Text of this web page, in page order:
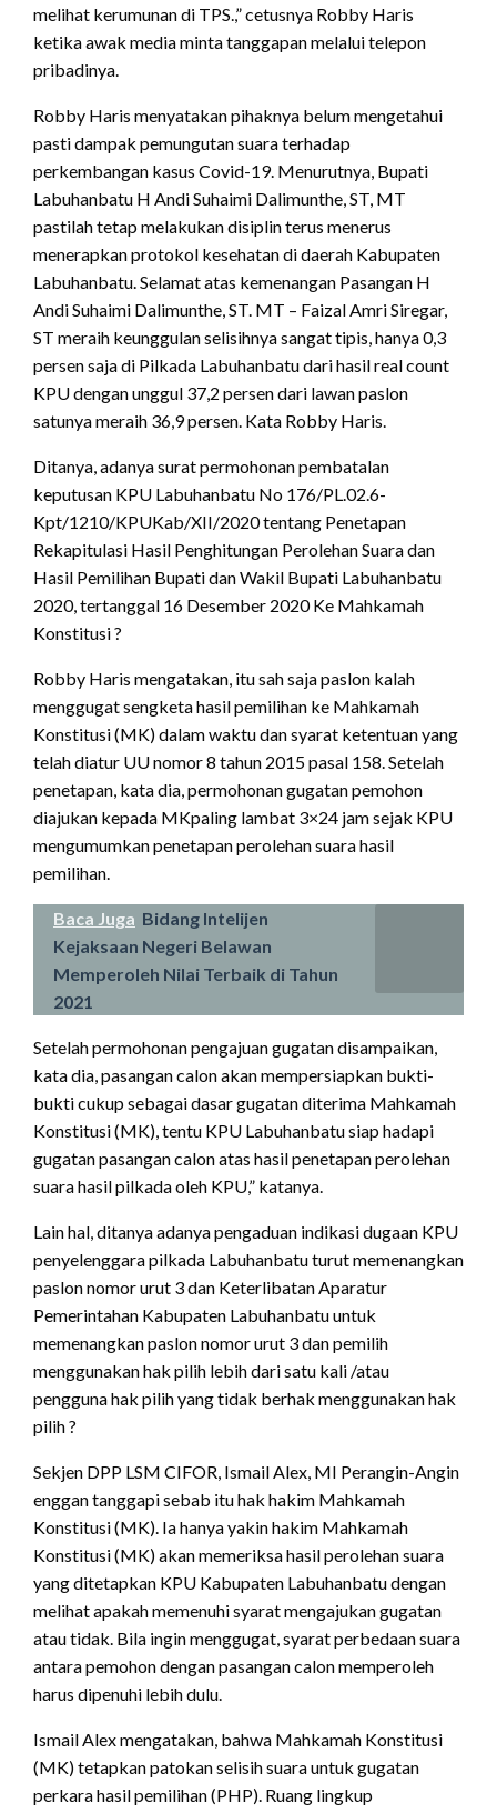
melihat kerumunan di TPS.,” cetusnya Robby Haris
ketika awak media minta tanggapan melalui telepon
pribadinya.
Robby Haris menyatakan pihaknya belum mengetahui
pasti dampak pemungutan suara terhadap
perkembangan kasus Covid-19. Menurutnya, Bupati
Labuhanbatu H Andi Suhaimi Dalimunthe, ST, MT
pastilah tetap melakukan disiplin terus menerus
menerapkan protokol kesehatan di daerah Kabupaten
Labuhanbatu. Selamat atas kemenangan Pasangan H
Andi Suhaimi Dalimunthe, ST. MT – Faizal Amri Siregar,
ST meraih keunggulan selisihnya sangat tipis, hanya 0,3
persen saja di Pilkada Labuhanbatu dari hasil real count
KPU dengan unggul 37,2 persen dari lawan paslon
satunya meraih 36,9 persen. Kata Robby Haris.
Ditanya, adanya surat permohonan pembatalan
keputusan KPU Labuhanbatu No 176/PL.02.6-
Kpt/1210/KPUKab/XII/2020 tentang Penetapan
Rekapitulasi Hasil Penghitungan Perolehan Suara dan
Hasil Pemilihan Bupati dan Wakil Bupati Labuhanbatu
2020, tertanggal 16 Desember 2020 Ke Mahkamah
Konstitusi ?
Robby Haris mengatakan, itu sah saja paslon kalah
menggugat sengketa hasil pemilihan ke Mahkamah
Konstitusi (MK) dalam waktu dan syarat ketentuan yang
telah diatur UU nomor 8 tahun 2015 pasal 158. Setelah
penetapan, kata dia, permohonan gugatan pemohon
diajukan kepada MKpaling lambat 3×24 jam sejak KPU
mengumumkan penetapan perolehan suara hasil
pemilihan.
Baca Juga Bidang Intelijen
Kejaksaan Negeri Belawan
Memperoleh Nilai Terbaik di Tahun
2021
Setelah permohonan pengajuan gugatan disampaikan,
kata dia, pasangan calon akan mempersiapkan bukti-
bukti cukup sebagai dasar gugatan diterima Mahkamah
Konstitusi (MK), tentu KPU Labuhanbatu siap hadapi
gugatan pasangan calon atas hasil penetapan perolehan
suara hasil pilkada oleh KPU,” katanya.
Lain hal, ditanya adanya pengaduan indikasi dugaan KPU
penyelenggara pilkada Labuhanbatu turut memenangkan
paslon nomor urut 3 dan Keterlibatan Aparatur
Pemerintahan Kabupaten Labuhanbatu untuk
memenangkan paslon nomor urut 3 dan pemilih
menggunakan hak pilih lebih dari satu kali /atau
pengguna hak pilih yang tidak berhak menggunakan hak
pilih ?
Sekjen DPP LSM CIFOR, Ismail Alex, MI Perangin-Angin
enggan tanggapi sebab itu hak hakim Mahkamah
Konstitusi (MK). Ia hanya yakin hakim Mahkamah
Konstitusi (MK) akan memeriksa hasil perolehan suara
yang ditetapkan KPU Kabupaten Labuhanbatu dengan
melihat apakah memenuhi syarat mengajukan gugatan
atau tidak. Bila ingin menggugat, syarat perbedaan suara
antara pemohon dengan pasangan calon memperoleh
harus dipenuhi lebih dulu.
Ismail Alex mengatakan, bahwa Mahkamah Konstitusi
(MK) tetapkan patokan selisih suara untuk gugatan
perkara hasil pemilihan (PHP). Ruang lingkup